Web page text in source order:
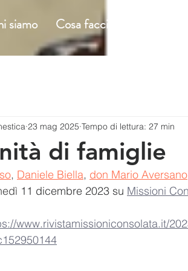
siamo Cosa facciamo
di famiglie
23 mag 2025 Tempo di lettura: 27 min
, Daniele Biella, don Mario Aversano
11 dicembre 2023 su Missioni
www.rivistamissioniconsolata.it/